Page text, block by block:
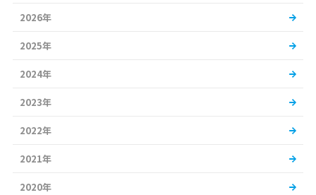
2026年
2025年
2024年
2023年
2022年
2021年
2020年